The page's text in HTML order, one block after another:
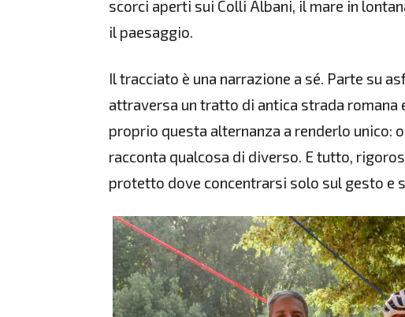
scorci aperti sui Colli Albani, il mare in
il paesaggio.
Il tracciato è una narrazione a sé. Parte su
attraversa un tratto di antica strada romana
proprio questa alternanza a renderlo unico:
racconta qualcosa di diverso. E tutto,
protetto dove concentrarsi solo sul gesto e